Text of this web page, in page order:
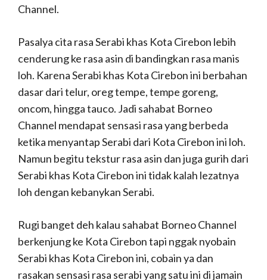
Channel.
Pasalya cita rasa Serabi khas Kota Cirebon lebih
cenderung ke rasa asin di bandingkan rasa manis
loh. Karena Serabi khas Kota Cirebon ini berbahan
dasar dari telur, oreg tempe, tempe goreng,
oncom, hingga tauco. Jadi sahabat Borneo
Channel mendapat sensasi rasa yang berbeda
ketika menyantap Serabi dari Kota Cirebon ini loh.
Namun begitu tekstur rasa asin dan juga gurih dari
Serabi khas Kota Cirebon ini tidak kalah lezatnya
loh dengan kebanykan Serabi.
Rugi banget deh kalau sahabat Borneo Channel
berkenjung ke Kota Cirebon tapi nggak nyobain
Serabi khas Kota Cirebon ini, cobain ya dan
rasakan sensasi rasa serabi yang satu ini di jamain